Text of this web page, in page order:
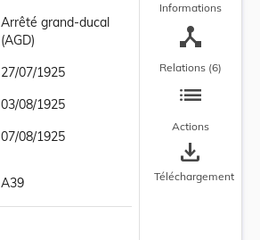
Arrêté grand-ducal
(AGD)
27/07/1925
03/08/1925
07/08/1925
A39
Informations
device_hub
Relations (6)
list
Actions
save_alt
Téléchargement